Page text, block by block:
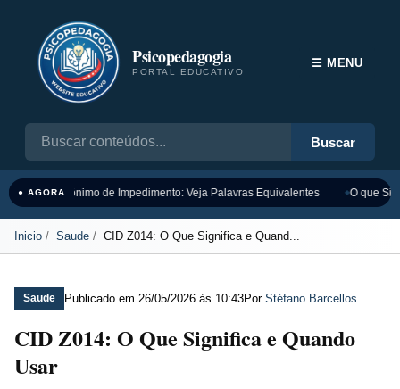
Psicopedagogia
PORTAL EDUCATIVO
Buscar
☰ MENU
● AGORASinônimo de Impedimento: Veja Palavras Equivalentes O que
Inicio Saude CID Z014: O Que Significa e Quand...
Saude Publicado em 26/05/2026 às 10:43Por Stéfano Barcellos
CID Z014: O Que Significa e Quando
Usar